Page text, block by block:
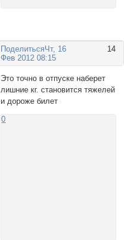
Поделиться 14
Чт, 16
Фев 2012 08:15
Это точно в отпуске наберет
лишние кг. становится тяжелей
и дороже билет
0